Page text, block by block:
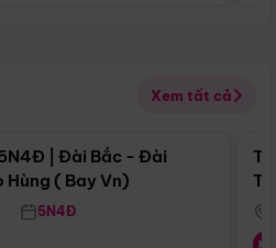
Xem tất cả
Điểm nổi bật
| Đài Bắc - Đài
( Bay Vn)
5N4Đ